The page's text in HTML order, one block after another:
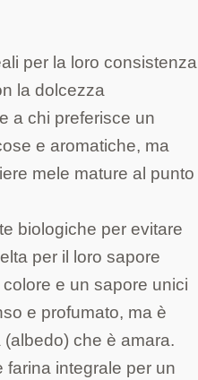
per la loro consistenza
la dolcezza
a chi preferisce un
e aromatiche, ma
mele mature al punto
biologiche per evitare
per il loro sapore
e un sapore unici
e profumato, ma è
che è amara.
integrale per un